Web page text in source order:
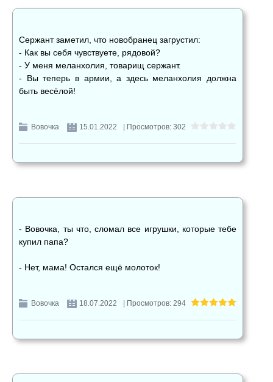
Сержант заметил, что новобранец загрустил:
- Как вы себя чувствуете, рядовой?
- У меня меланхолия, товарищ сержант.
- Вы теперь в армии, а здесь меланхолия должна
быть весёлой!
Вовочка 15.01.2022 | Просмотров: 302
- Вовочка, ты что, сломал все игрушки, которые тебе
купил папа?
- Нет, мама! Остался ещё молоток!
Вовочка 18.07.2022 | Просмотров: 294